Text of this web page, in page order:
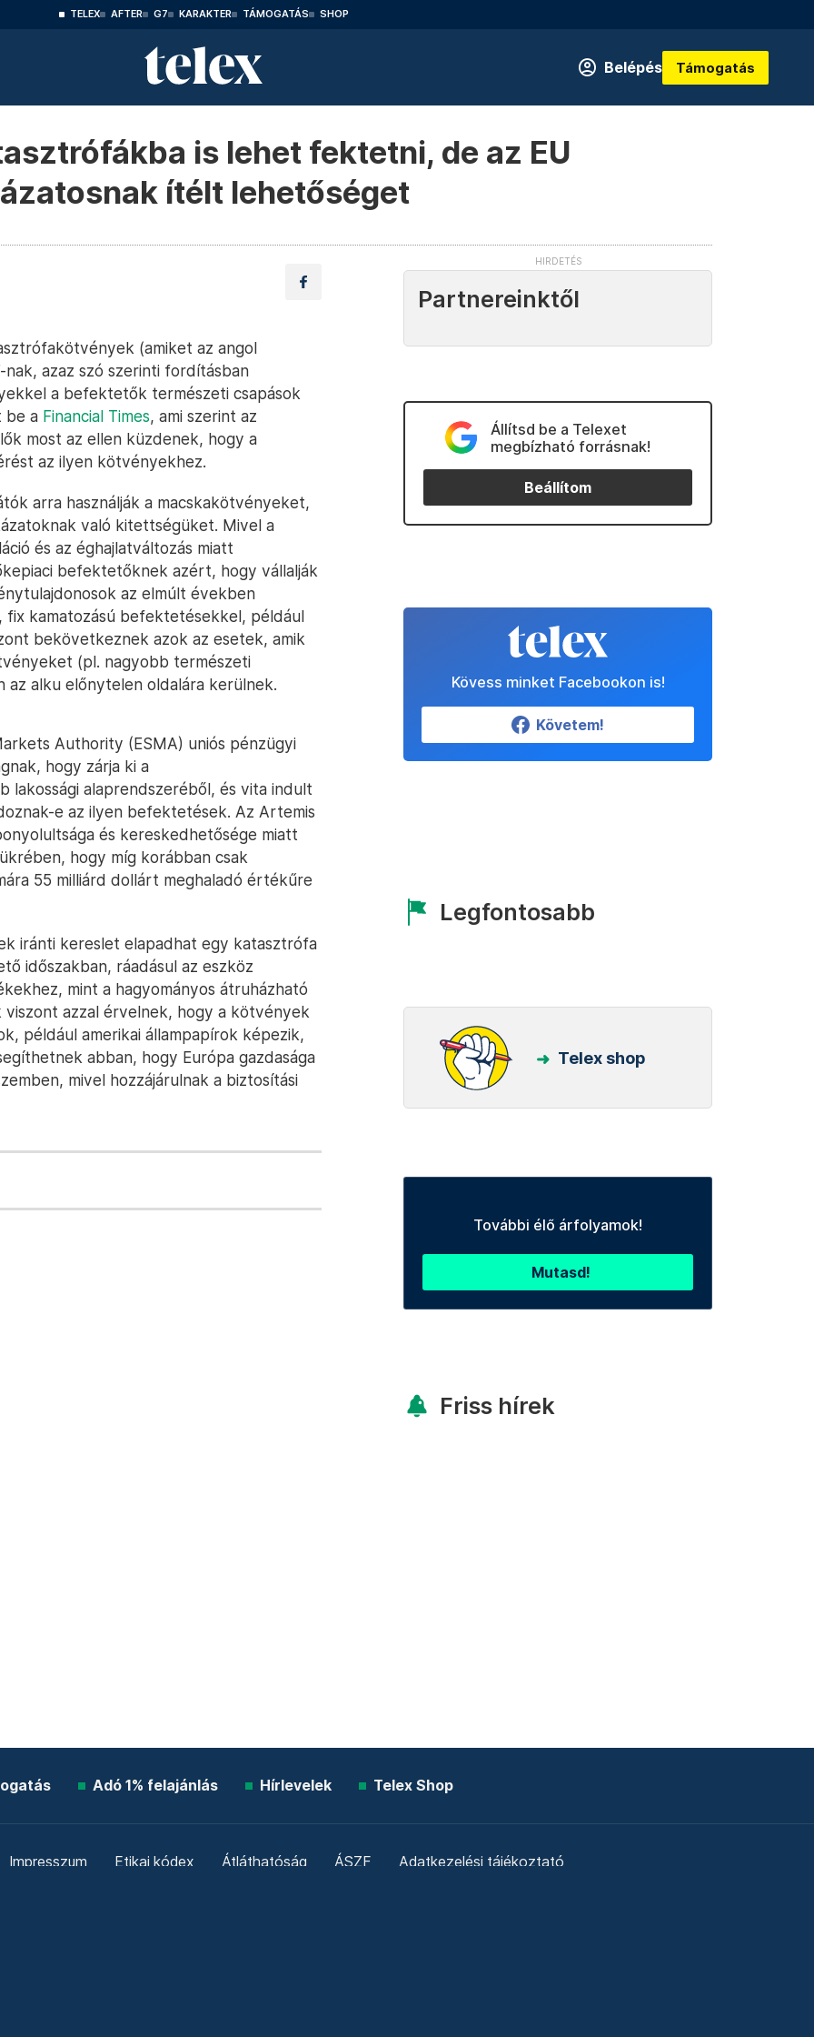
TELEX AFTER G7 KARAKTER TÁMOGATÁS SHOP
Belépés Támogatás
is lehet fektetni, de az EU
ítélt lehetőséget
(amiket az angol
azaz szó szerinti fordításban
a befektetők természeti csapások
be a Financial Times, ami szerint az
most az ellen küzdenek, hogy a
az ilyen kötvényekhez.
arra használják a macskakötvényeket,
való kitettségüket. Mivel a
és az éghajlatváltozás miatt
befektetőknek azért, hogy vállalják
az elmúlt években
fix kamatozású befektetésekkel, például
bekövetkeznek azok az esetek, amik
(pl. nagyobb természeti
alku előnytelen oldalára kerülnek.
Authority (ESMA) uniós pénzügyi
hogy zárja ki a
alaprendszeréből, és vita indult
e az ilyen befektetések. Az Artemis
és kereskedhetősége miatt
hogy míg korábban csak
55 milliárd dollárt meghaladó értékűre
iránti kereslet elapadhat egy katasztrófa
időszakban, ráadásul az eszköz
mint a hagyományos átruházható
azzal érvelnek, hogy a kötvények
például amerikai állampapírok képezik,
abban, hogy Európa gazdasága
mivel hozzájárulnak a biztosítási
Partnereinktől
Állítsd be a Telexet
megbízható forrásnak!
Beállítom
Kövess minket Facebookon is!
Követem!
Legfontosabb
Telex shop
További élő árfolyamok!
Mutasd!
Friss hírek
Adó 1% felajánlás Hírlevelek Telex Shop
Impresszum Etikai kódex Átláthatóság ÁSZF Adatkezelési tájékoztató